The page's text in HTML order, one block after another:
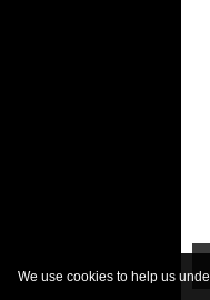
We use cookies to help us